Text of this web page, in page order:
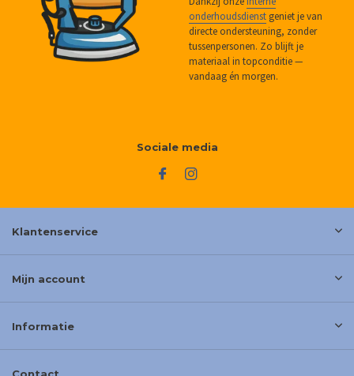
onderhoudsdienst geniet je van
directe ondersteuning, zonder
tussenpersonen. Zo blijft je
materiaal in topconditie —
vandaag én morgen.
Sociale media
Klantenservice
Mijn account
Informatie